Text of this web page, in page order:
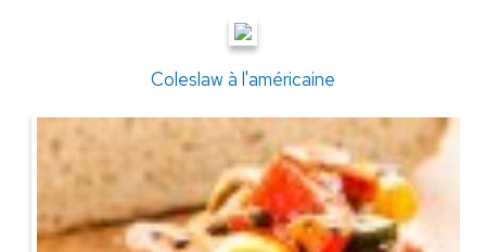
Coleslaw à l'américaine